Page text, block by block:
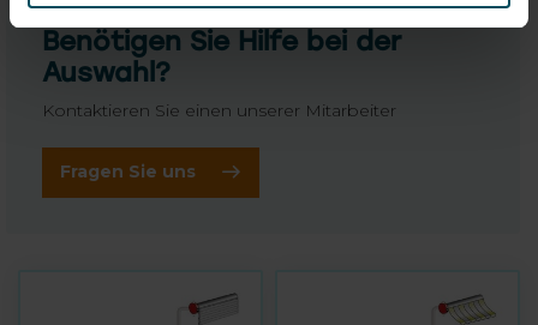
Benötigen Sie Hilfe bei der
Auswahl?
Kontaktieren Sie einen unserer Mitarbeiter
Fragen Sie uns